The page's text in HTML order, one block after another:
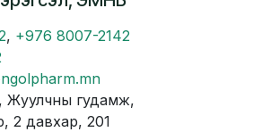
, +976 8007-2142
гудамж,
давхар, 201